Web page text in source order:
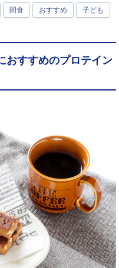
間食 おすすめ 子ども
おすすめのプロテイン